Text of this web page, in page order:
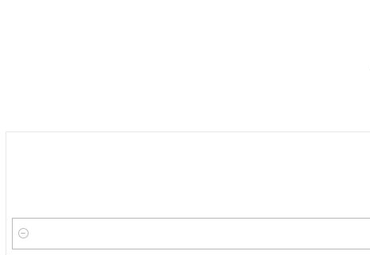
Cantidad